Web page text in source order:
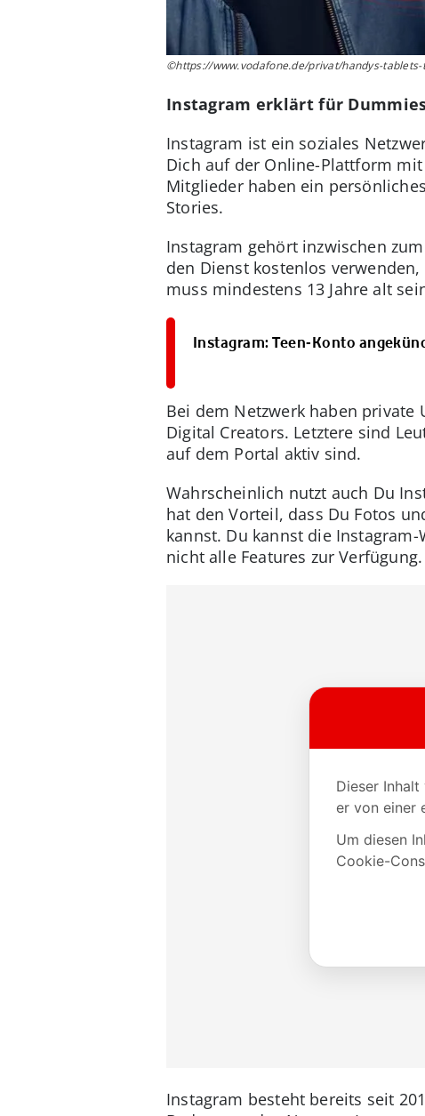
©https://www.vodafone.de/privat/handys-
Instagram erklärt für
Instagram ist ein soziales
Dich auf der Online-Plattform
Mitglieder haben ein
Stories.
Instagram gehört inzwischen
den Dienst kostenlos
muss mindestens 13 Jahre alt
Instagram: Teen-Konto
Bei dem Netzwerk haben
Digital Creators. Letztere sind
auf dem Portal aktiv sind.
Wahrscheinlich nutzt auch Du
hat den Vorteil, dass Du Fotos
kannst. Du kannst die
nicht alle Features zur Verfügung.
Instagram besteht bereits seit